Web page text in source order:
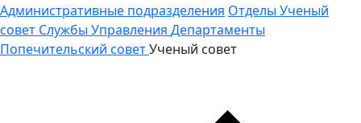
Административные подразделения Отделы Ученый
совет Службы Управления Департаменты
Попечительский советУченый совет